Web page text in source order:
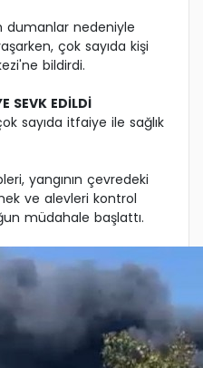
dumanlar nedeniyle
çok sayıda kişi
bildirdi.
SEVK EDİLDİ
sayıda itfaiye ile sağlık
yangının çevredeki
ve alevleri kontrol
müdahale başlattı.